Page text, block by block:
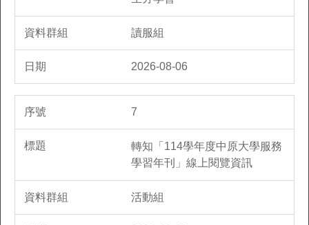
讀服組
2026-08-06
7
轉知「114學年度中原大學服務
學習年刊」線上閱覽資訊
活動組